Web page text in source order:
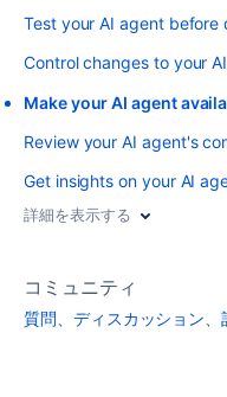
Test your AI agent before
Control changes to your
Make your AI agent
Review your AI agent's
Get insights on your AI
詳細を表示する
コミュニティ
質問、ディスカッション、